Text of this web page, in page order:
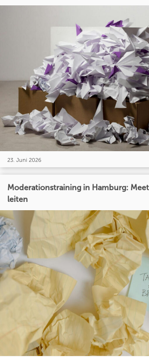
23. Juni 2026
Moderationstraining in Hamburg:
leiten